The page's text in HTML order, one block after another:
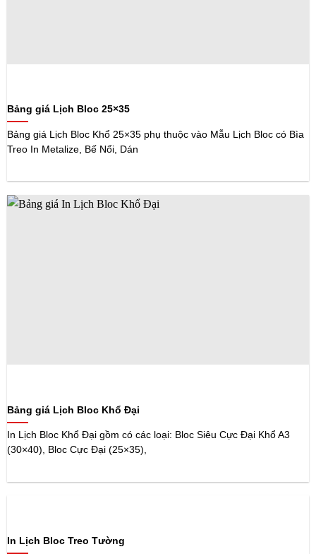
Bảng giá Lịch Bloc 25×35
Bảng giá Lịch Bloc Khổ 25×35 phụ thuộc vào Mẫu Lịch Bloc có Bìa
Treo In Metalize, Bế Nổi, Dán
Bảng giá Lịch Bloc Khổ Đại
In Lịch Bloc Khổ Đại gồm có các loại: Bloc Siêu Cực Đại Khổ A3
(30×40), Bloc Cực Đại (25×35),
In Lịch Bloc Treo Tường